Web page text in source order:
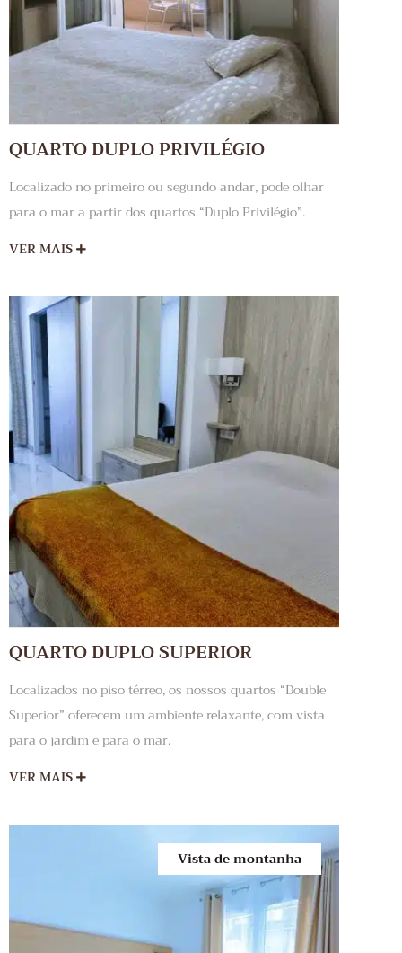
QUARTO DUPLO PRIVILÉGIO
Localizado no primeiro ou segundo andar, pode olhar
para o mar a partir dos quartos “Duplo Privilégio”.
VER MAIS
QUARTO DUPLO SUPERIOR
Localizados no piso térreo, os nossos quartos “Double
Superior” oferecem um ambiente relaxante, com vista
para o jardim e para o mar.
VER MAIS
Vista de montanha